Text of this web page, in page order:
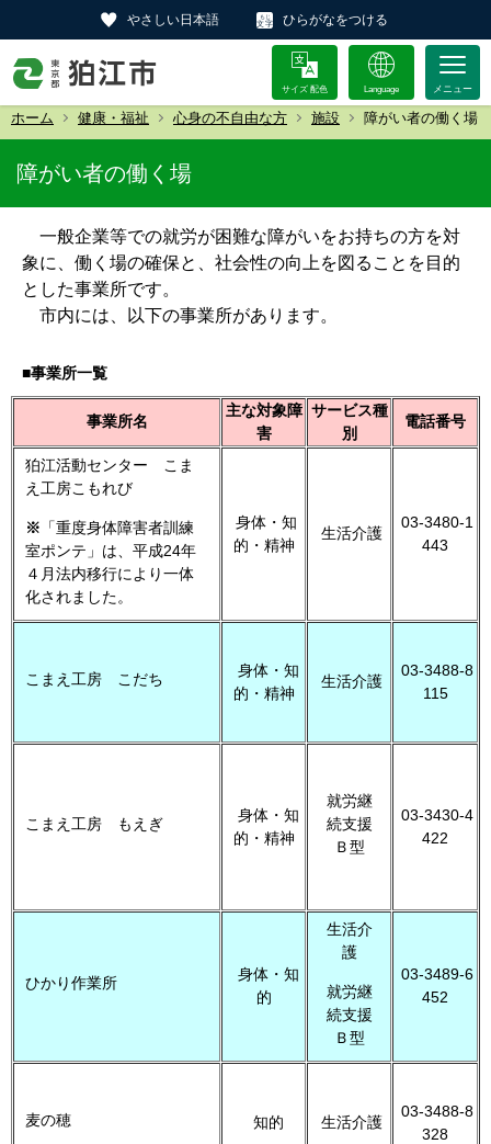
やさしい日本語 ひらがなをつける
サイズ 配色 Language
ホーム 健康・福祉 心身の不自由な方 施設 障がい者の働く場
障がい者の働く場
一般企業等での就労が困難な障がいをお持ちの方を対
象に、働く場の確保と、社会性の向上を図ることを目的
とした事業所です。
市内には、以下の事業所があります。
■事業所一覧
事業所名
主な対象障
害
サービス種
別
電話番号
狛江活動センター こま
え工房こもれび
※ 「重度身体障害者訓練
室ポンテ」は、平成24年
４月法内移行により一体
化されました。
身体・知
的・精神
生活介護
03-3480-1
443
こまえ工房 こだち
身体・知
的・精神
生活介護
03-3488-8
115
こまえ工房 もえぎ
身体・知
的・精神
就労継
続支援
Ｂ型
03-3430-4
422
ひかり作業所
身体・知
的
生活介
護
就労継
続支援
Ｂ型
03-3489-6
452
麦の穂 知的 生活介護
03-3488-8
328